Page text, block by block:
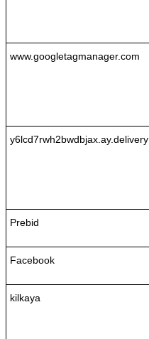
www.googletagmanager.com
y6lcd7rwh2bwdbjax.ay.delivery
Prebid
Facebook
kilkaya